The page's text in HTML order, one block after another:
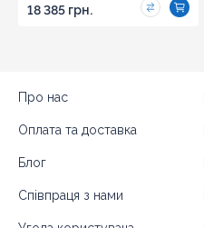
18 385 грн.
Про нас
Оплата та доставка
Блог
Співпраця з нами